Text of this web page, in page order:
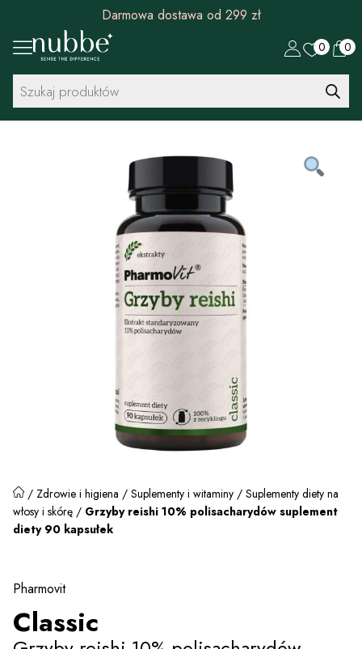
Rabat 30 zł na pierwszy zakup od 299 zł
0 0
Wyszukiwarka
produktów
/ Zdrowie i higiena / Suplementy i witaminy / Suplementy diety na
włosy i skórę / Grzyby reishi 10% polisacharydów suplement
diety 90 kapsułek
Pharmovit
Classic